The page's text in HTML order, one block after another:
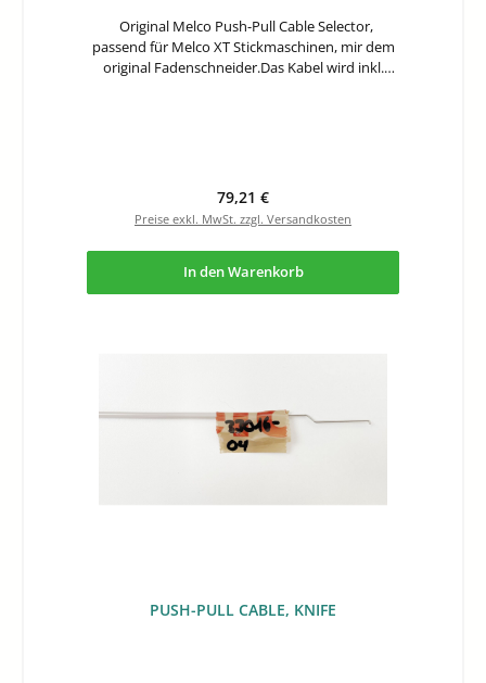
Original Melco Push-Pull Cable Selector,
passend für Melco XT Stickmaschinen, mir dem
original Fadenschneider.Das Kabel wird inkl.
Regulärer Preis:
79,21 €
Preise exkl. MwSt. zzgl. Versandkosten
In den Warenkorb
PUSH-PULL CABLE, KNIFE